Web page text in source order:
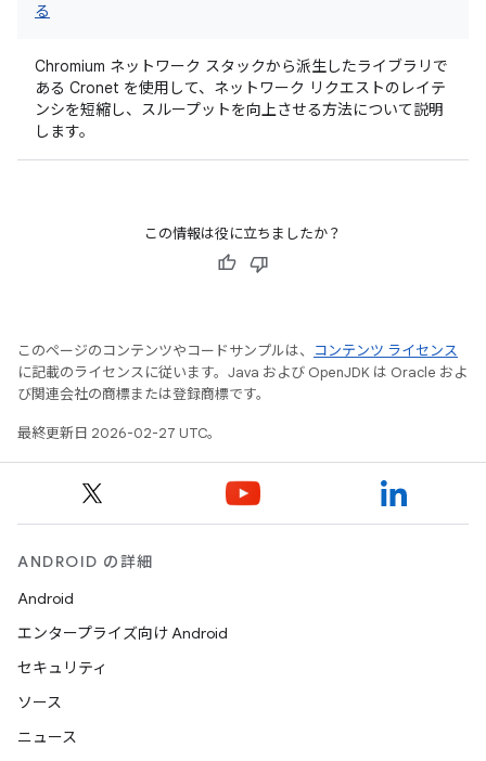
る
Chromium ネットワーク スタックから派生したライブラリで
ある Cronet を使用して、ネットワーク リクエストのレイテ
ンシを短縮し、スループットを向上させる方法について説明
します。
この情報は役に立ちましたか？
このページのコンテンツやコードサンプルは、
コンテンツ ライセンス
に記載のライセンスに従います。Java および OpenJDK は Oracle およ
び関連会社の商標または登録商標です。
最終更新日 2026-02-27 UTC。
ANDROID の詳細
Android
エンタープライズ向け Android
セキュリティ
ソース
ニュース